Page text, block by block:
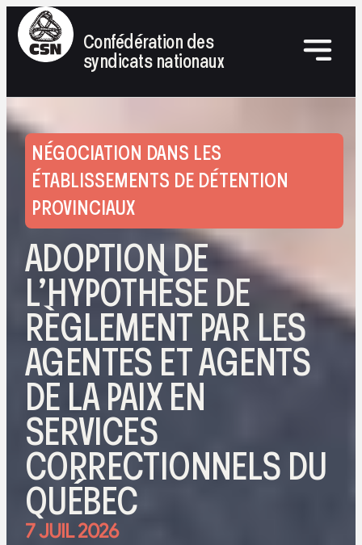
Confédération des
syndicats nationaux
NÉGOCIATION DANS LES
ÉTABLISSEMENTS DE DÉTENTION
PROVINCIAUX
ADOPTION DE
L’HYPOTHÈSE DE
RÈGLEMENT PAR LES
AGENTES ET AGENTS
DE LA PAIX EN
SERVICES
CORRECTIONNELS DU
QUÉBEC
7 JUIL 2026